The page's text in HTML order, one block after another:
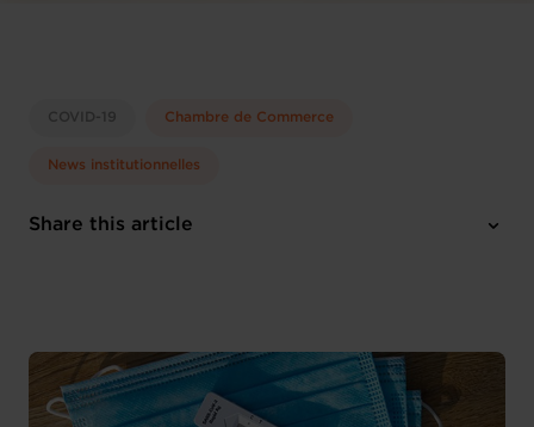
COVID-19 Chambre de Commerce
News institutionnelles
Share this article